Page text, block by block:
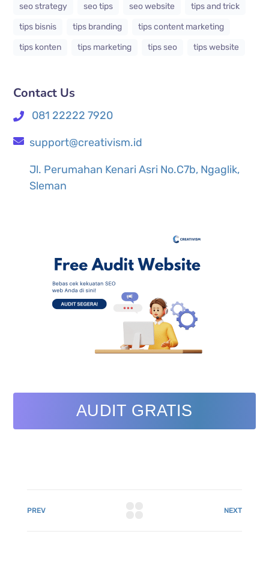
seo strategy
seo tips seo website
tips and trick
tips bisnis
tips branding
tips content marketing
tips konten
tips marketing tips seo tips website
Contact Us
081 22222 7920
support@creativism.id
Jl. Perumahan Kenari Asri No.C7b, Ngaglik,
Sleman
AUDIT GRATIS
PREV NEXT